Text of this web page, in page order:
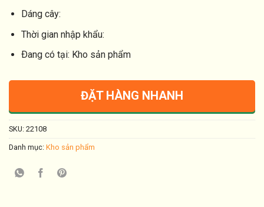
Dáng cây:
Thời gian nhập khẩu:
Ðang có tại: Kho sản phẩm
ĐẶT HÀNG NHANH
SKU: 22108
Danh mục: Kho sản phẩm